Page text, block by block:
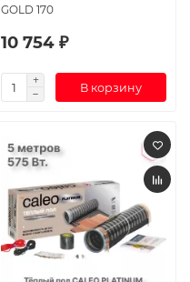
GOLD 170
10 754 ₽
В корзину